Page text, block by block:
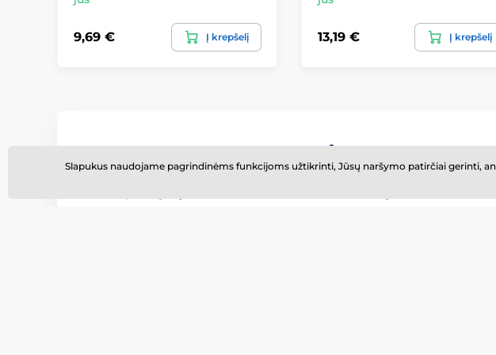
9,69 € Į krepšelį 13,19 € Į krepšelį
Nemokamas pristatymas
Tiesiog išleiskite daugiau nei
Sandėlyje esančios
Visos prekės yra
Slapukus naudojame pagrindinėms funkcijoms užtikrinti, Jūsų naršymo patirčiai gerinti,